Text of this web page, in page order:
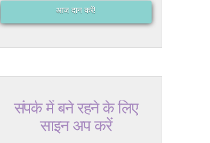
आज दान करें!
संपर्क में बने रहने के लिए
साइन अप करें